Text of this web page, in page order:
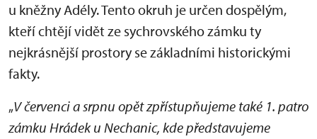
u kněžny Adély. Tento okruh je určen dospělým,
kteří chtějí vidět ze sychrovského zámku ty
nejkrásnější prostory se základními historickými
fakty.
„V červenci a srpnu opět zpřístupňujeme také 1. patro
zámku Hrádek u Nechanic, kde představujeme